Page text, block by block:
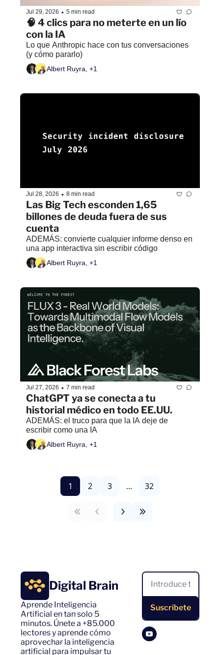
Jul 29, 2026 • 5 min read
🧠 4 clics para no meterte en un lío
con la IA
Lo que Anthropic hace con tus conversaciones
(y cómo pararlo)
Albert Ruyra, +1
Jul 28, 2026 • 8 min read
Las Big Tech esconden 1,65
billones de deuda fuera de sus
cuenta
ADEMÁS: convierte cualquier informe denso en
una app interactiva sin escribir código
Albert Ruyra, +1
Jul 27, 2026 • 7 min read
ChatGPT ya se conecta a tu
historial médico en todo EE.UU.
ADEMÁS: el truco para que la IA deje de
escribir como una IA
Albert Ruyra, +1
1 2 3 ... 32
Digital Brain
Aprende Inteligencia
Artificial en tan solo 5
minutos. Únete a +85.000
lectores y aprende cómo
aprovechar la inteligencia
artificial para impulsar tu
Suscríbete